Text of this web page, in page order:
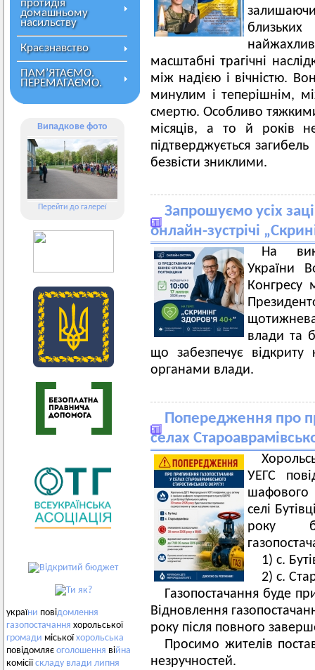
протидія
домашньому
насильству
Краєзнавство
ПАМ’ЯТАЄМО.
ПЕРЕМАГАЄМО.
Випадкове фото
Перейти до галереї
україни повідомлення
газопостачання хорольської
громади міськоїхорольська
повідомляє оголошення війна
комісіїскладу влади липня
масштабні трагічні
між надією і вічністю.
минулим і теперішнім,
смертю. Особливо тяжкими
місяців, а то й років
підтверджується
безвісти зниклими.
Запрошуємо усіх
онлайн-зустрічі
На
України
Конгресу
влади та
що забезпечує
органами влади.
Попередження про
селах
УЕГС
шафового
селі
року
1) с.
2) с.
Газопостачання буде
Відновлення
року після повного
Просимо жителів
незручностей.